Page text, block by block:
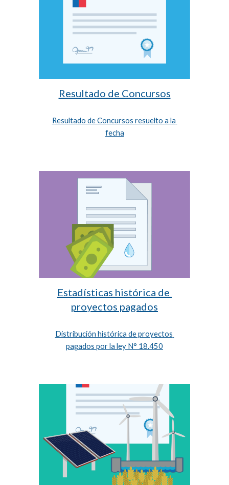
Resultado de Concursos
Resultado de Concursos resuelto a la
fecha
Estadísticas histórica de
proyectos pagados
Distribución histórica de proyectos
pagados por la ley N° 18.450